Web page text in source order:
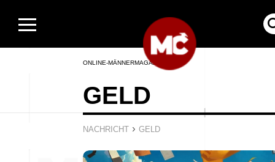
ONLINE-MÄNNERMAGAZIN
GELD
NACHRICHT › GELD